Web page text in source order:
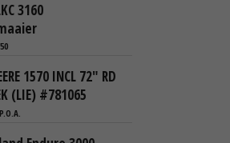
3160
1570 INCL 72" RD
(LIE) #781065